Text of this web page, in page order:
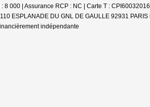
000 | Assurance RCP : NC | Carte T :
ESPLANADE DU GNL DE GAULLE 92931
indépendante